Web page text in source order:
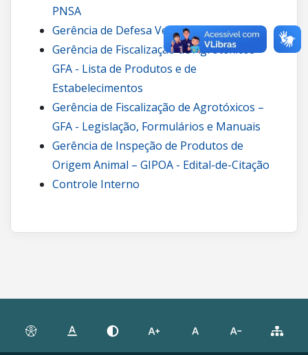
PNSA
Gerência de Defesa Vegetal – GDV
Gerência de Fiscalização de Agrotóxicos –
GFA - Lista de Produtos e de
Estabelecimentos
Gerência de Fiscalização de Agrotóxicos –
GFA - Legislação, Formulários e Manuais
Gerência de Inspeção de Produtos de
Origem Animal – GIPOA - Edital-de-Citação
Controle Interno